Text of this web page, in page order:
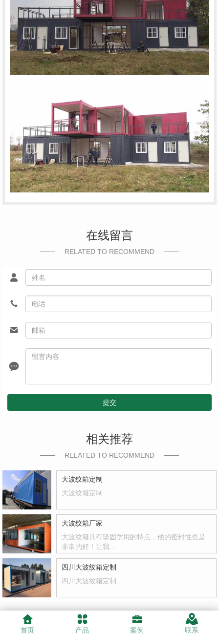
在线留言
RELATED TO RECOMMEND
提交
相关推荐
RELATED TO RECOMMEND
大波纹箱定制
大波纹箱定制
大波纹箱厂家
大波纹箱具有坚固耐用的特点，他的密封性也是
非常的好！让我…
四川大波纹箱定制
四川大波纹箱定制
首页 产品 案例 联系